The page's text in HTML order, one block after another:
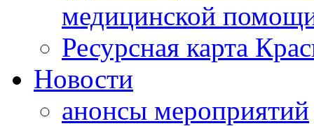
медицинской
Ресурсная карта
Новости
анонсы мероприятий